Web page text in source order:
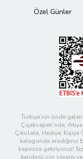
Özel Günler
Türkiye’nin önde
Çiçeksepeti’nde,
Çikolata, Hediye, Kişiye
kategoride
kapınıza getiriyoruz!
kendiniz için sipariş